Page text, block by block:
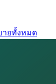
ยทั้งหมด